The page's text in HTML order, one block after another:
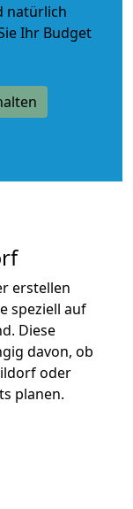
natürlich
Ihr Budget
erstellen
speziell auf
Diese
davon, ob
oder
planen.